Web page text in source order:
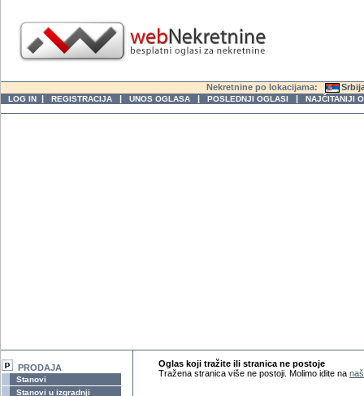
Nekretnine po lokacijama:
LOG IN | REGISTRACIJA | UNOS OGLASA | POSLEDNJI OGLASI | NAJČITANIJI
PRODAJA
Stanovi
Stanovi u izgradnji
Oglas koji tražite ili stranica ne postoje
Tražena stranica više ne postoji. Molimo idite na